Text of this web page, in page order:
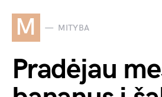
M MITYBA
Pradėjau